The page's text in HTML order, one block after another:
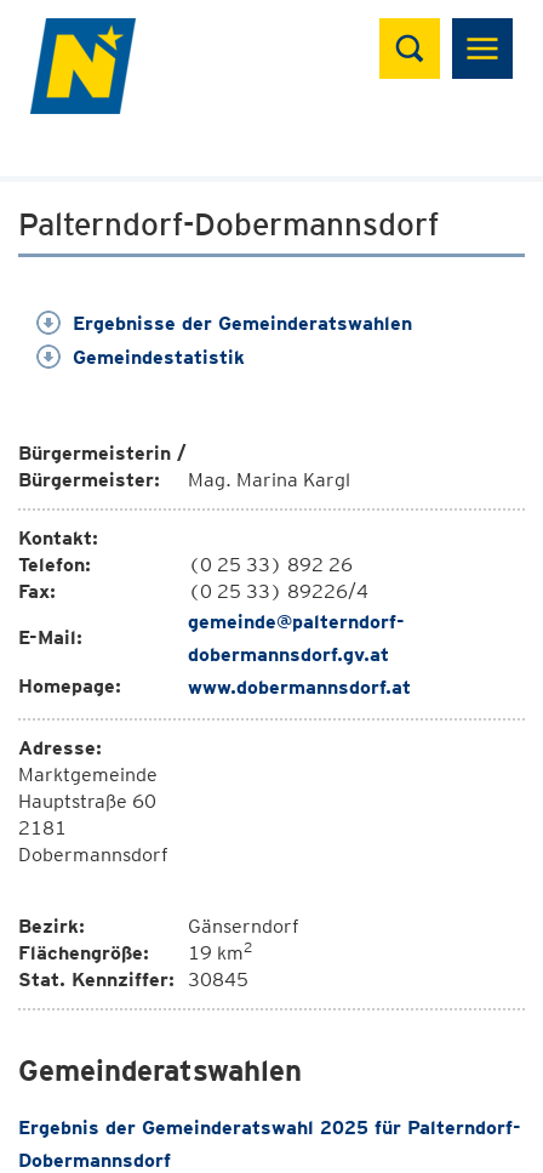
Suchen
Palterndorf-Dobermannsdorf
Ergebnisse der Gemeinderatswahlen
Gemeindestatistik
Bürgermeisterin /
Bürgermeister:
Mag. Marina Kargl
Kontakt:
Telefon:
(0 25 33) 892 26
Fax:
(0 25 33) 89226/4
E-Mail:
gemeinde@palterndorf-
dobermannsdorf.gv.at
Homepage:
www.dobermannsdorf.at
Adresse:
Marktgemeinde
Hauptstraße 60
2181
Dobermannsdorf
Bezirk:
Gänserndorf
Flächengröße:
19 km2
Stat. Kennziffer: 30845
Gemeinderatswahlen
Ergebnis der Gemeinderatswahl 2025 für Palterndorf-
Dobermannsdorf